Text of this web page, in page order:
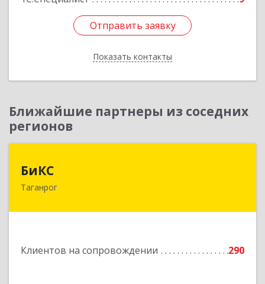
Отправить заявку
Показать контакты
Отправить заявку
Назад
Ближайшие партнеры из соседних
регионов
БиКС
Таганрог
Клиентов на сопровождении 290
347900, Ростовская обл, Таганрог г, Фрунзе ул,